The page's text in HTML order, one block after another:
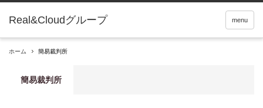
Real&Cloudグループ menu
ホーム 簡易裁判所
簡易裁判所